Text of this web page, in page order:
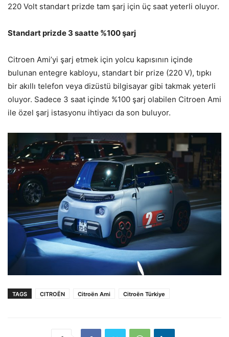
220 Volt standart prizde tam şarj için üç saat yeterli oluyor.
Standart prizde 3 saatte %100 şarj
Citroen Ami’yi şarj etmek için yolcu kapısının içinde
bulunan entegre kabloyu, standart bir prize (220 V), tıpkı
bir akıllı telefon veya dizüstü bilgisayar gibi takmak yeterli
oluyor. Sadece 3 saat içinde %100 şarj olabilen Citroen Ami
ile özel şarj istasyonu ihtiyacı da son buluyor.
TAGS CITROËN Citroën Ami Citroën Türkiye